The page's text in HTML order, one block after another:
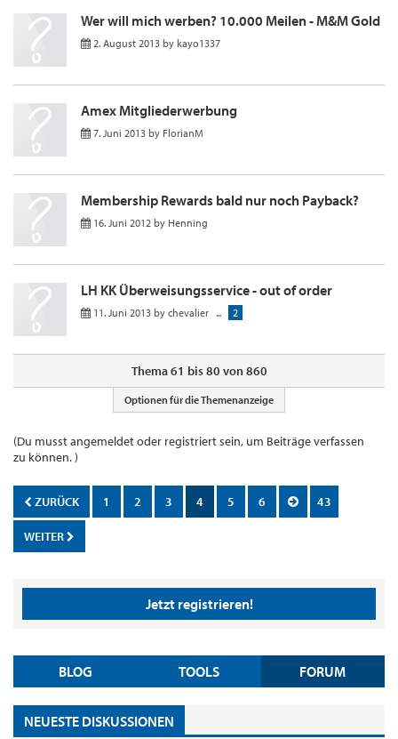
Wer will mich werben? 10.000 Meilen - M&M Gold
2. August 2013 by kayo1337
Amex Mitgliederwerbung
7. Juni 2013 by FlorianM
Membership Rewards bald nur noch Payback?
16. Juni 2012 by Henning
LH KK Überweisungsservice - out of order
11. Juni 2013 by chevalier ... 2
Thema 61 bis 80 von 860
Optionen für die Themenanzeige
(Du musst angemeldet oder registriert sein, um Beiträge verfassen
zu können. )
ZURÜCK 1 2 3 4 5 6 43
WEITER
Jetzt registrieren!
BLOG TOOLS FORUM
NEUESTE DISKUSSIONEN